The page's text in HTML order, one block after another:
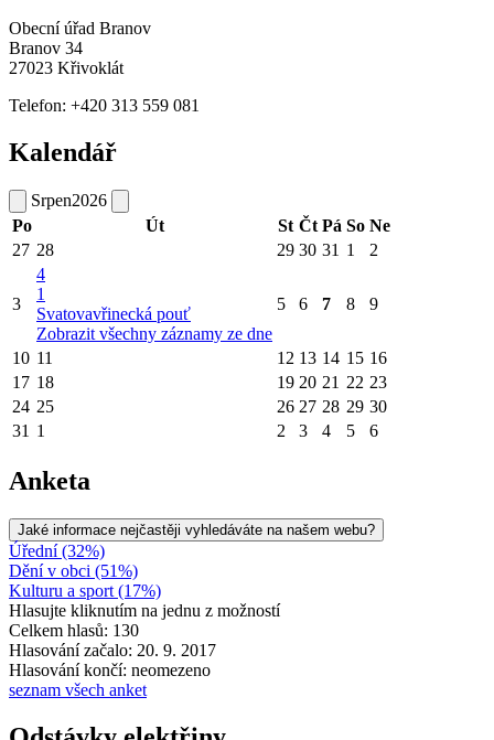
Obecní úřad Branov
Branov 34
27023 Křivoklát
Telefon: +420 313 559 081
Kalendář
Srpen2026
Po
Út St Čt Pá So Ne
27 28 29 30 31 1 2
3
4
1
Svatovavřinecká pouť
Zobrazit všechny záznamy ze dne
5 6 7 8 9
10 11 12 13 14 15 16
17 18 19 20 21 22 23
24 25 26 27 28 29 30
31 1 2 3 4 5 6
Anketa
Jaké informace nejčastěji vyhledáváte na našem webu?
Úřední (32%)
Dění v obci (51%)
Kulturu a sport (17%)
Hlasujte kliknutím na jednu z možností
Celkem hlasů: 130
Hlasování začalo: 20. 9. 2017
Hlasování končí: neomezeno
seznam všech anket